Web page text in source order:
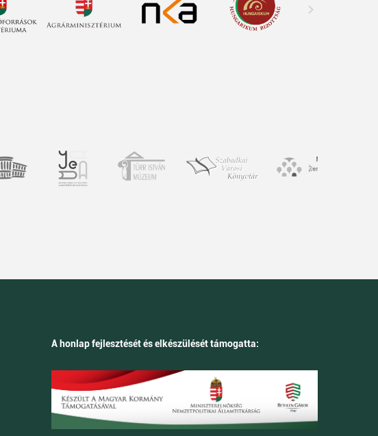
A honlap fejlesztését és elkészülését támogatta: